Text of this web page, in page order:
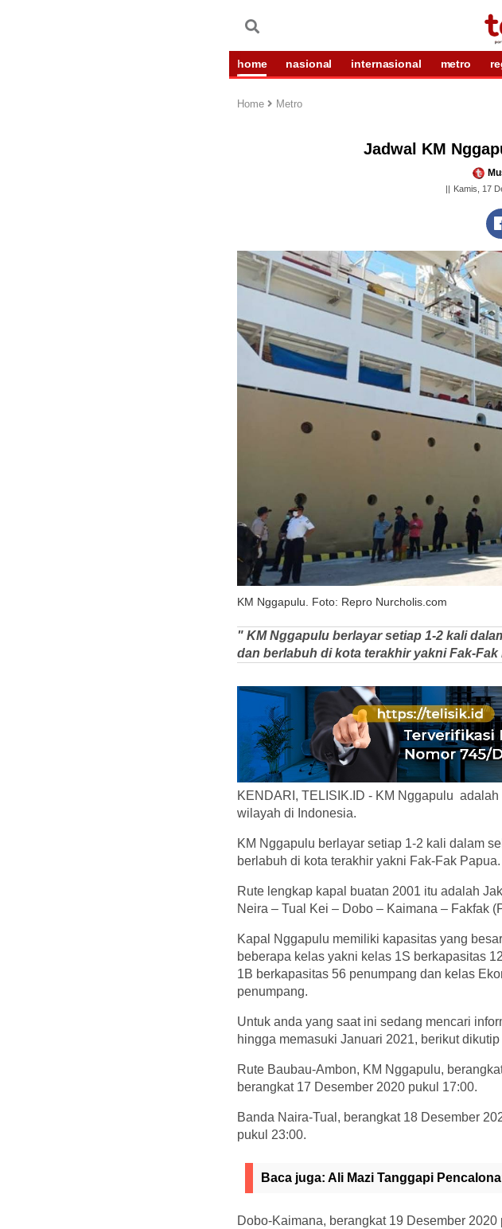
home nasional internasional metro
Home Metro
Jadwal KM
Kamis, 17
KM Nggapulu. Foto: Repro Nurcholis.com
" KM Nggapulu berlayar setiap 1-2 kali
dan berlabuh di kota terakhir yakni Fak-Fak
KENDARI, TELISIK.ID - KM Nggapulu
wilayah di Indonesia.
KM Nggapulu berlayar setiap 1-2 kali dalam
berlabuh di kota terakhir yakni Fak-Fak Papua.
Rute lengkap kapal buatan 2001 itu adalah
Neira – Tual Kei – Dobo – Kaimana – Fakfak
Kapal Nggapulu memiliki kapasitas yang
beberapa kelas yakni kelas 1S berkapasitas
1B berkapasitas 56 penumpang dan kelas
penumpang.
Untuk anda yang saat ini sedang mencari
hingga memasuki Januari 2021, berikut
Rute Baubau-Ambon, KM Nggapulu,
berangkat 17 Desember 2020 pukul 17:00.
Banda Naira-Tual, berangkat 18 Desember
pukul 23:00.
Baca juga: Ali Mazi Tanggapi
Dobo-Kaimana, berangkat 19 Desember